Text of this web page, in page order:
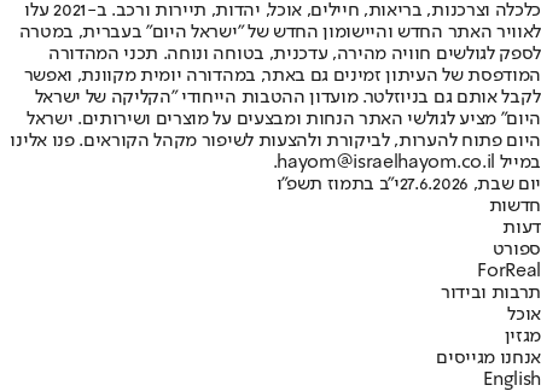
כלכלה וצרכנות, בריאות, חיילים, אוכל, יהדות, תיירות ורכב. ב-2021 עלו
לאוויר האתר החדש והיישומון החדש של "ישראל היום" בעברית, במטרה
לספק לגולשים חוויה מהירה, עדכנית, בטוחה ונוחה. תכני המהדורה
המודפסת של העיתון זמינים גם באתר, במהדורה יומית מקוונת, ואפשר
לקבל אותם גם בניוזלטר. מועדון ההטבות הייחודי "הקליקה של ישראל
היום" מציע לגולשי האתר הנחות ומבצעים על מוצרים ושירותים. ישראל
היום פתוח להערות, לביקורת ולהצעות לשיפור מקהל הקוראים. פנו אלינו
במייל hayom@israelhayom.co.il.
יום שבת, 27.6.2026
י"ב בתמוז תשפ"ו
חדשות
דעות
ספורט
ForReal
תרבות ובידור
אוכל
מגזין
אנחנו מגייסים
English